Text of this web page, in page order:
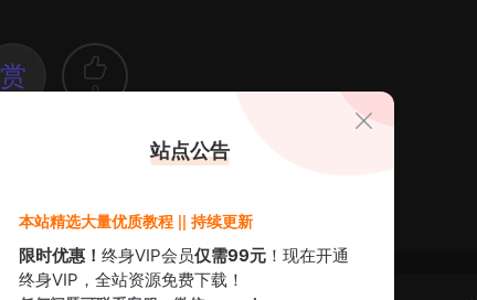
赏 0
站点公告
本站精选大量优质教程 || 持续更新
限时优惠！ 终身VIP会员仅需99元 ！现在开通
终身VIP，全站资源免费下载！